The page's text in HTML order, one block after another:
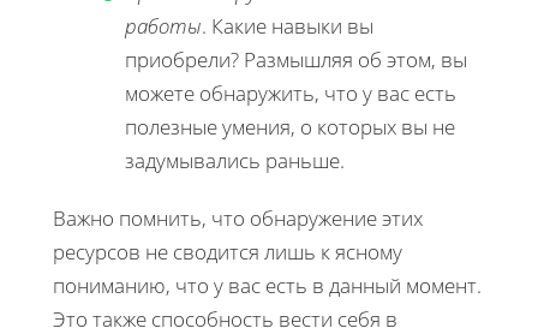
работы. Какие навыки вы
приобрели? Размышляя об этом, вы
можете обнаружить, что у вас есть
полезные умения, о которых вы не
задумывались раньше.
Важно помнить, что обнаружение этих
ресурсов не сводится лишь к ясному
пониманию, что у вас есть в данный момент.
Это также способность вести себя в